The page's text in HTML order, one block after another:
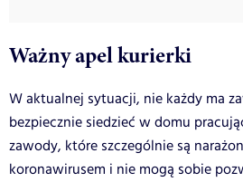
Ważny apel kurierki
W aktualnej sytuacji, nie każdy ma
bezpiecznie siedzieć w domu
zawody, które szczególnie są
koronawirusem i nie mogą sobie